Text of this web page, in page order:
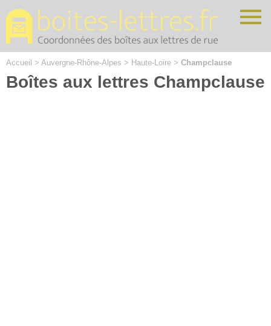
Accueil > Auvergne-Rhône-Alpes > Haute-Loire > Champclause
Boîtes aux lettres Champclause